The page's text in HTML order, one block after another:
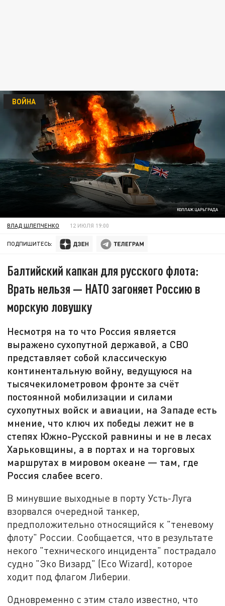
КОЛЛАЖ ЦАРЬГРАДА
ВОЙНА
ВЛАД ШЛЕПЧЕНКО 12 ИЮЛЯ 19:00
ПОДПИШИТЕСЬ:
Балтийский капкан для русского флота:
Врать нельзя — НАТО загоняет Россию в
морскую ловушку
Несмотря на то что Россия является
выражено сухопутной державой, а СВО
представляет собой классическую
континентальную войну, ведущуюся на
тысячекилометровом фронте за счёт
постоянной мобилизации и силами
сухопутных войск и авиации, на Западе есть
мнение, что ключ их победы лежит не в
степях Южно-Русской равнины и не в лесах
Харьковщины, а в портах и на торговых
маршрутах в мировом океане — там, где
Россия слабее всего.
В минувшие выходные в порту Усть-Луга
взорвался очередной танкер,
предположительно относящийся к "теневому
флоту" России. Сообщается, что в результате
некого "технического инцидента" пострадало
судно "Эко Визард" (Eco Wizard), которое
ходит под флагом Либерии.
Одновременно с этим стало известно, что